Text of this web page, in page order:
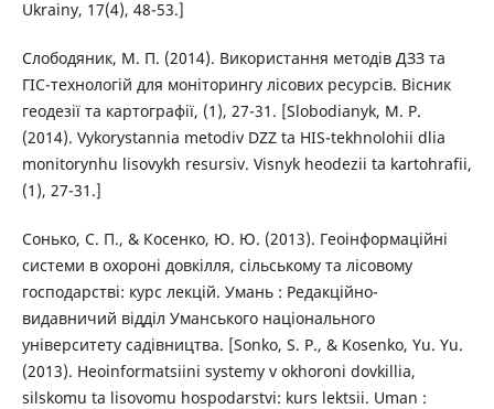
Ukrainy, 17(4), 48-53.]
Слободяник, М. П. (2014). Використання методів ДЗЗ та
ГІС-технологій для моніторингу лісових ресурсів. Вісник
геодезії та картографії, (1), 27-31. [Slobodianyk, M. P.
(2014). Vykorystannia metodiv DZZ ta HIS-tekhnolohii dlia
monitorynhu lisovykh resursiv. Visnyk heodezii ta kartohrafii,
(1), 27-31.]
Сонько, С. П., & Косенко, Ю. Ю. (2013). Геоінформаційні
системи в охороні довкілля, сільському та лісовому
господарстві: курс лекцій. Умань : Редакційно-
видавничий відділ Уманського національного
університету садівництва. [Sonko, S. P., & Kosenko, Yu. Yu.
(2013). Heoinformatsiini systemy v okhoroni dovkillia,
silskomu ta lisovomu hospodarstvi: kurs lektsii. Uman :